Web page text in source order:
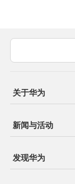
关于华为
新闻与活动
发现华为